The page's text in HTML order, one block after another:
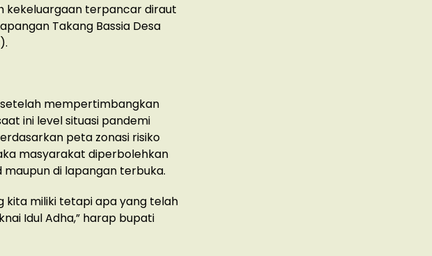
kekeluargaan terpancar diraut
Takang Bassia Desa
mempertimbangkan
ini level situasi pandemi
peta zonasi risiko
masyarakat diperbolehkan
maupun di lapangan terbuka.
kita miliki tetapi apa yang telah
Idul Adha,” harap bupati